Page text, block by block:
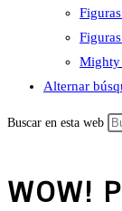
Mighty
Alternar
Buscar en esta web
WOW!